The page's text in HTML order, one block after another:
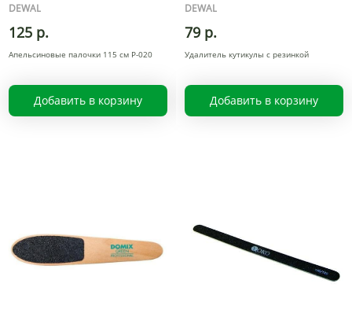
DEWAL
125 р.
Апельсиновые палочки 115 см P-020
Добавить в корзину
DEWAL
79 р.
Удалитель кутикулы с резинкой
Добавить в корзину